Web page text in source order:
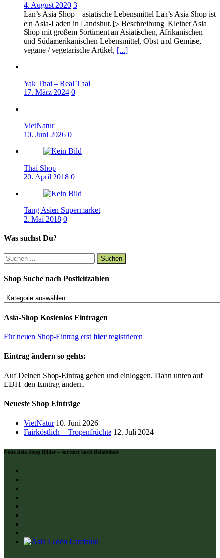
3
Lan’s Asia Shop – asiatische Lebensmittel Lan’s Asia Shop ist
ein Asia-Laden in Landshut. ▷ Beschreibung: Kleiner Asia
Shop mit großem Sortiment an Asiatischen, Afrikanischen
und Südamerikanischen Lebensmittel, Obst und Gemüse,
vegane / vegetarische Artikel, [...]
Yak Thai – Real Thai
0
VietNatur
0
Thai Shop
0
Tang Asien Supermarket
0
Was suchst Du?
Suchen
nach:
Shop Suche nach Postleitzahlen
Shop
nach
Postleitzahlen
Asia-Shop Kostenlos Eintragen
Für neuen Shop-Eintrag ersthier registrieren
Eintrag ändern so gehts:
Auf Deinen Shop-Eintrag gehen und einloggen. Dann unten auf
EDIT den Eintrag ändern.
Neueste Shop Einträge
VietNatur
Fairköstlich – Tropenfrüchte
Neue Asia Shop Bilder – sortiert nach Beliebtheit